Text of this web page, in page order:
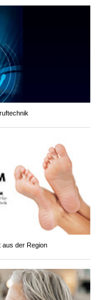
aus der Region